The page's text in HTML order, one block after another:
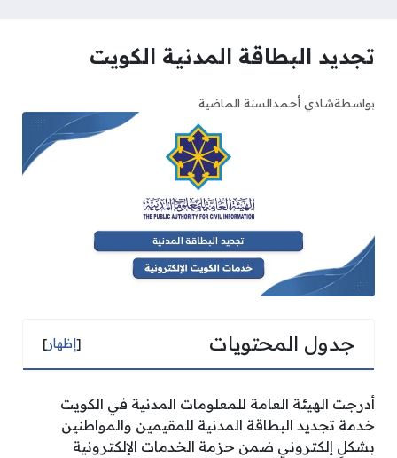
تجديد البطاقة المدنية الكويت
بواسطةشادي أحمدالسنة الماضية
جدول المحتويات [إظهار]
أدرجت الهيئة العامة للمعلومات المدنية في الكويت
خدمة تجديد البطاقة المدنية للمقيمين والمواطنين
بشكلٍ إلكتروني ضمن حزمة الخدمات الإلكترونية